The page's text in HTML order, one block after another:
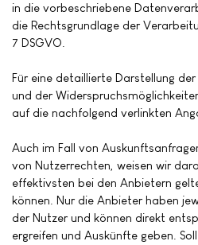
in die vorbeschriebene
die Rechtsgrundlage der
7 DSGVO.
Für eine detaillierte Darstellung
und der
auf die nachfolgend verlinkten
Auch im Fall von
von Nutzerrechten, weisen wir
effektivsten bei den Anbietern
können. Nur die Anbieter haben
der Nutzer und können direkt
ergreifen und Auskünfte geben.